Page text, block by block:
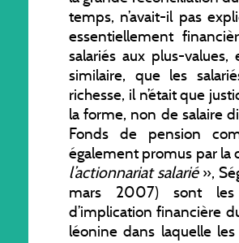
temps, n’avait-il pas
essentiellement
salariés aux plus-
similaire, que les
richesse, il n’était que
la forme, non de salaire
Fonds de pension
également promus par la
l’actionnariat salarié»,
mars 2007) sont les
d’implication financière
léonine dans laquelle